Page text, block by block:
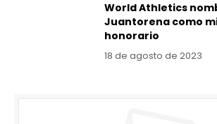
World Athletics
Juantorena como
honorario
18 de agosto de 2023